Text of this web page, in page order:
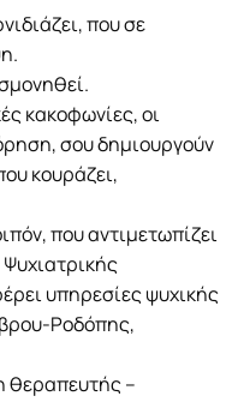
που σε
κακοφωνίες, οι
σου δημιουργούν
κουράζει,
που αντιμετωπίζει
υπηρεσίες ψυχικής
Ροδόπης,
θεραπευτής –